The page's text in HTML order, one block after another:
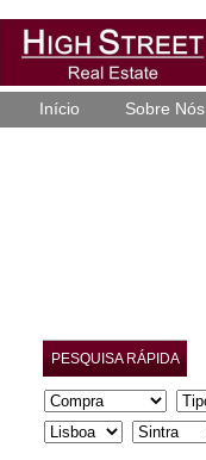
Início Sobre Nós
PESQUISA RÁPIDA